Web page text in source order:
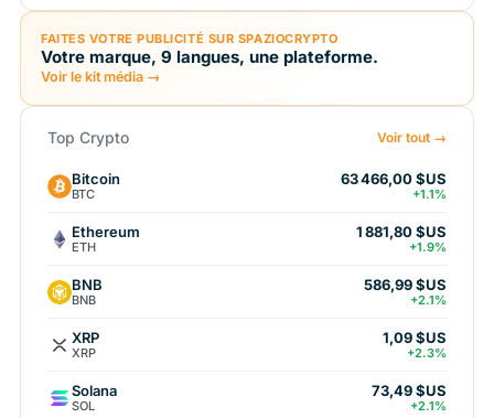
FAITES VOTRE PUBLICITÉ SUR SPAZIOCRYPTO
Votre marque, 9 langues, une plateforme.
Voir le kit média →
Top Crypto Voir tout →
Bitcoin
BTC
63 466,00 $US
+1.1%
Ethereum
ETH
1 881,80 $US
+1.9%
BNB
BNB
586,99 $US
+2.1%
XRP
XRP
1,09 $US
+2.3%
Solana
SOL
73,49 $US
+2.1%